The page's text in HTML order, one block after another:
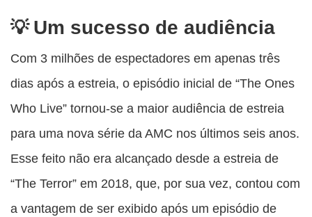
Um sucesso de audiência
Com 3 milhões de espectadores em apenas três
dias após a estreia, o episódio inicial de “The Ones
Who Live” tornou-se a maior audiência de estreia
para uma nova série da AMC nos últimos seis anos.
Esse feito não era alcançado desde a estreia de
“The Terror” em 2018, que, por sua vez, contou com
a vantagem de ser exibido após um episódio de